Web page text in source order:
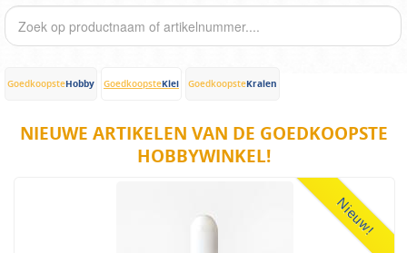
GoedkoopsteHobby GoedkoopsteKlei GoedkoopsteKralen
NIEUWE ARTIKELEN VAN DE GOEDKOOPSTE
HOBBYWINKEL!
Nieuw!